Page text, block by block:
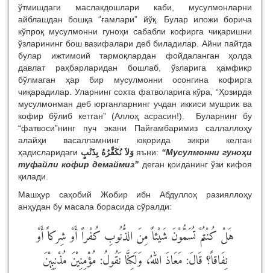
ўтмишдаги маслакдошлари каби, мусулмонларни
айблашдан бошқа “ғамлари” йўқ. Булар иложи борича
кўпроқ мусулмонни гуноҳи сабабли кофирга чиқаришни
ўзларининг бош вазифалари деб биладилар. Айни пайтда
булар ижтимоий тармоқлардан фойдаланган ҳолда
давлат раҳбарларидан бошлаб, ўзларига ҳамфикр
бўлмаган ҳар бир мусулмонни осонгина кофирга
чиқарадилар. Уларнинг сохта фатволарига кўра, “Ҳозирда
мусулмонман деб юрганларнинг учдан иккиси мушрик ва
кофир бўлиб кетган” (Аллоҳ асрасин!). Буларнинг бу
“фатвоси”нинг пуч экани Пайғамбаримиз саллаллоҳу
алайҳи васалламнинг юқорида зикри келган
ҳадисларидаги وَلاَ نُكَفِّرُهُ بِذَنْبٍяъни: “Мусулмонни гуноҳи
туфайли кофир демаймиз” деган қоиданинг ўзи кифоя
қилади.
Машҳур саҳобий Жобир ибн Абдуллоҳ разияллоҳу
анҳудан бу масала борасида сўралди:
هَلْ كُنْتُمْ تُسَمُّوْنَ شَيْئاً مِنَ الذُّنُوبِ كُفْراً أَوْ شِركاً أَوْ
نِفَاقاً؟ قَالَ: مَعَاذَ اللهُ، وَلَكِنَّا نَقُولُ: مُؤْمِنِيْنَ مُذْنِبِيْنَ